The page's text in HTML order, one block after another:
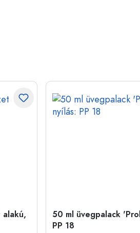
alakú,
50 ml üvegpalack
PP 18